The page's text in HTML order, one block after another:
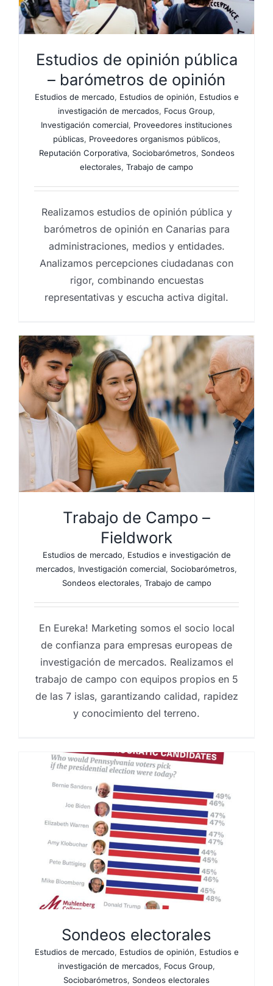
Estudios de opinión pública
– barómetros de opinión
Estudios de mercado, Estudios de opinión, Estudios e
investigación de mercados, Focus Group,
Investigación comercial, Proveedores instituciones
públicas, Proveedores organismos públicos,
Reputación Corporativa, Sociobarómetros, Sondeos
electorales, Trabajo de campo
Realizamos estudios de opinión pública y
barómetros de opinión en Canarias para
administraciones, medios y entidades.
Analizamos percepciones ciudadanas con
rigor, combinando encuestas
representativas y escucha activa digital.
Trabajo de Campo –
Fieldwork
Estudios de mercado, Estudios e investigación de
mercados, Investigación comercial, Sociobarómetros,
Sondeos electorales, Trabajo de campo
En Eureka! Marketing somos el socio local
de confianza para empresas europeas de
investigación de mercados. Realizamos el
trabajo de campo con equipos propios en 5
de las 7 islas, garantizando calidad, rapidez
y conocimiento del terreno.
Sondeos electorales
Estudios de mercado, Estudios de opinión, Estudios e
investigación de mercados, Focus Group,
Sociobarómetros, Sondeos electorales